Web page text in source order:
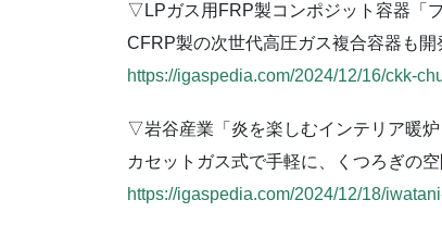
▽LPガス用FRP製コンポジット容器「
CFRP製の次世代高圧ガス複合容器も
https://igaspedia.com/2024/12/16/ckk-
▽岩谷産業「炎を楽しむインテリア暖
カセットガス式で手軽に、くつろぎの
https://igaspedia.com/2024/12/18/